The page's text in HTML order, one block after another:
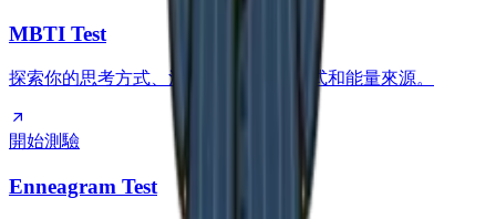
MBTI Test
探索你的思考方式、決策方式、社交方式和能量來源。
開始測驗
Enneagram Test